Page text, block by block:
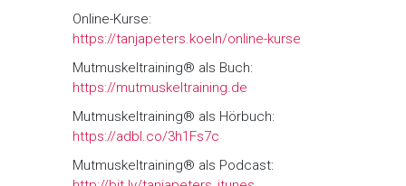
Online-Kurse:
https://tanjapeters.koeln/online-kurse
Mutmuskeltraining® als Buch:
https://mutmuskeltraining.de
Mutmuskeltraining® als Hörbuch:
https://adbl.co/3h1Fs7c
Mutmuskeltraining® als Podcast: